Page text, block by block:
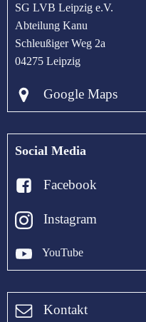
SG LVB Leipzig e.V.
Abteilung Kanu
Schleußiger Weg 2a
04275 Leipzig
Google Maps
Social Media
Facebook
Instagram
YouTube
Kontakt